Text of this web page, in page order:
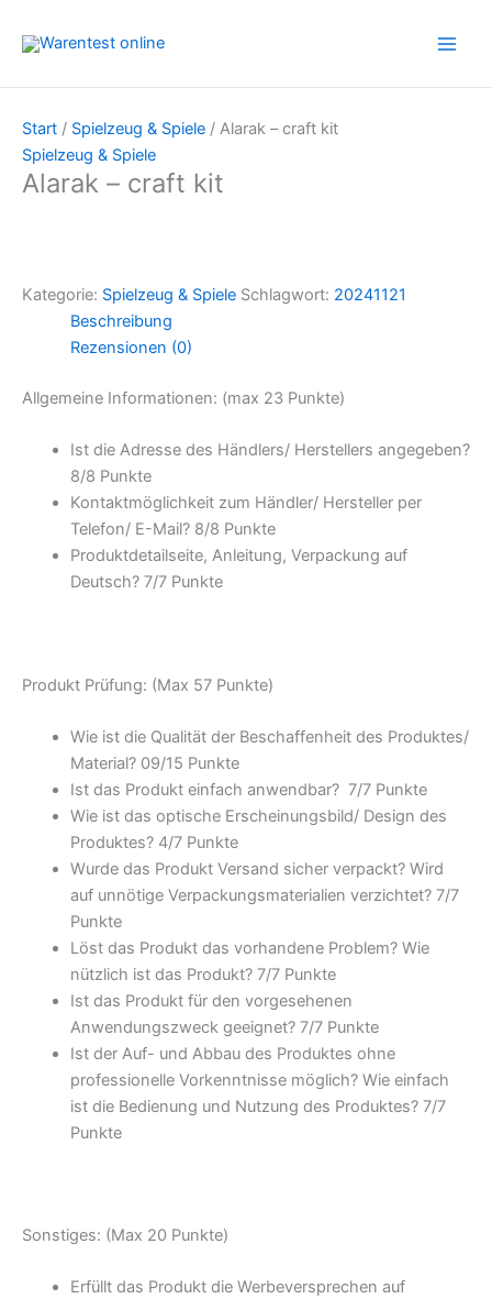
Inhalt
Start / Spielzeug & Spiele / Alarak – craft kit
Spielzeug & Spiele
Alarak – craft kit
Kategorie: Spielzeug & Spiele Schlagwort: 20241121
Beschreibung
Rezensionen (0)
Allgemeine Informationen: (max 23 Punkte)
Ist die Adresse des Händlers/ Herstellers angegeben?
8/8 Punkte
Kontaktmöglichkeit zum Händler/ Hersteller per
Telefon/ E-Mail? 8/8 Punkte
Produktdetailseite, Anleitung, Verpackung auf
Deutsch? 7/7 Punkte
Produkt Prüfung: (Max 57 Punkte)
Wie ist die Qualität der Beschaffenheit des Produktes/
Material? 09/15 Punkte
Ist das Produkt einfach anwendbar? 7/7 Punkte
Wie ist das optische Erscheinungsbild/ Design des
Produktes? 4/7 Punkte
Wurde das Produkt Versand sicher verpackt? Wird
auf unnötige Verpackungsmaterialien verzichtet? 7/7
Punkte
Löst das Produkt das vorhandene Problem? Wie
nützlich ist das Produkt? 7/7 Punkte
Ist das Produkt für den vorgesehenen
Anwendungszweck geeignet? 7/7 Punkte
Ist der Auf- und Abbau des Produktes ohne
professionelle Vorkenntnisse möglich? Wie einfach
ist die Bedienung und Nutzung des Produktes? 7/7
Punkte
Sonstiges: (Max 20 Punkte)
Erfüllt das Produkt die Werbeversprechen auf